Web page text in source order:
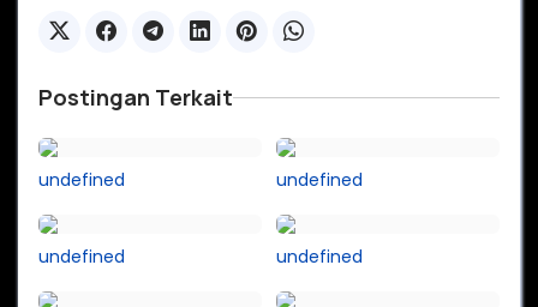
Postingan Terkait
undefined undefined
undefined undefined